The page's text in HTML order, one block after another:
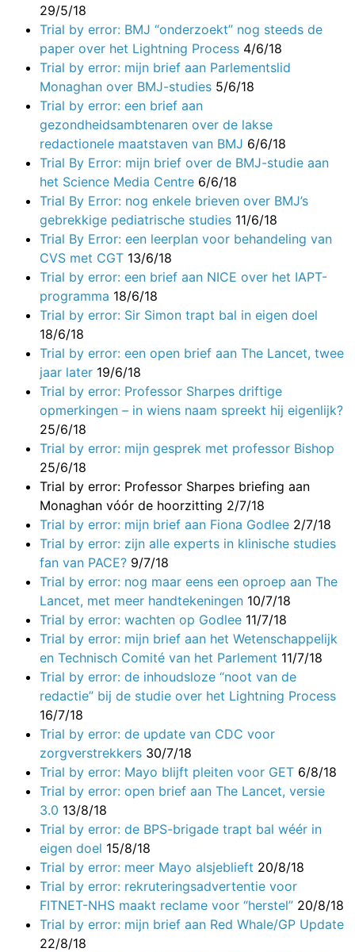
29/5/18
Trial by error: BMJ “onderzoekt” nog steeds de
paper over het Lightning Process 4/6/18
Trial by error: mijn brief aan Parlementslid
Monaghan over BMJ-studies 5/6/18
Trial by error: een brief aan
gezondheidsambtenaren over de lakse
redactionele maatstaven van BMJ 6/6/18
Trial By Error: mijn brief over de BMJ-studie aan
het Science Media Centre 6/6/18
Trial By Error: nog enkele brieven over BMJ’s
gebrekkige pediatrische studies 11/6/18
Trial By Error: een leerplan voor behandeling van
CVS met CGT 13/6/18
Trial by error: een brief aan NICE over het IAPT-
programma 18/6/18
Trial by error: Sir Simon trapt bal in eigen doel
18/6/18
Trial by error: een open brief aan The Lancet, twee
jaar later 19/6/18
Trial by error: Professor Sharpes driftige
opmerkingen – in wiens naam spreekt hij eigenlijk?
25/6/18
Trial by error: mijn gesprek met professor Bishop
25/6/18
Trial by error: Professor Sharpes briefing aan
Monaghan vóór de hoorzitting 2/7/18
Trial by error: mijn brief aan Fiona Godlee 2/7/18
Trial by error: zijn alle experts in klinische studies
fan van PACE? 9/7/18
Trial by error: nog maar eens een oproep aan The
Lancet, met meer handtekeningen 10/7/18
Trial by error: wachten op Godlee 11/7/18
Trial by error: mijn brief aan het Wetenschappelijk
en Technisch Comité van het Parlement 11/7/18
Trial by error: de inhoudsloze “noot van de
redactie” bij de studie over het Lightning Process
16/7/18
Trial by error: de update van CDC voor
zorgverstrekkers 30/7/18
Trial by error: Mayo blijft pleiten voor GET 6/8/18
Trial by error: open brief aan The Lancet, versie
3.0 13/8/18
Trial by error: de BPS-brigade trapt bal wéér in
eigen doel 15/8/18
Trial by error: meer Mayo alsjeblieft 20/8/18
Trial by error: rekruteringsadvertentie voor
FITNET-NHS maakt reclame voor “herstel” 20/8/18
Trial by error: mijn brief aan Red Whale/GP Update
22/8/18